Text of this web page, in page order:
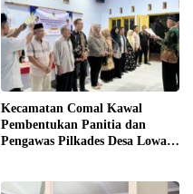
Kecamatan Comal Kawal
Pembentukan Panitia dan
Pengawas Pilkades Desa Lowa